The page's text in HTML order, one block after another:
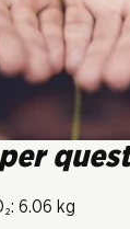
per
6.06 kg